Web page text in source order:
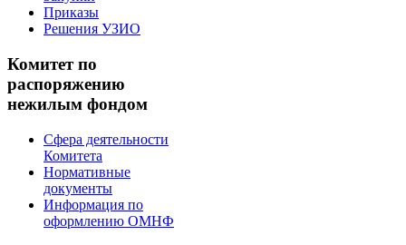
Приказы
Решения УЗИО
Комитет по
распоряжению
нежилым фондом
Сфера деятельности
Комитета
Нормативные
документы
Информация по
оформлению ОМНФ